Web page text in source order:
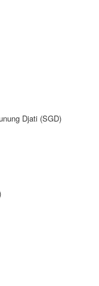
Djati (SGD)